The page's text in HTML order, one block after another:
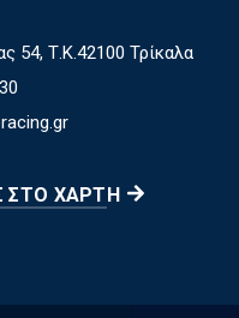
54, Τ.Κ.42100 Τρίκαλα
ΣΤΟ ΧΆΡΤΗ